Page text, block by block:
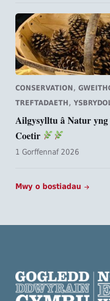
CONSERVATION,
TREFTADAETH,
Ailgysylltu â Natur
Coetir
1 Gorffennaf 2026
Mwy o bostiadau